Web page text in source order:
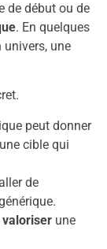
de début ou de
. En quelques
univers, une
peut donner
cible qui
de
valoriser une